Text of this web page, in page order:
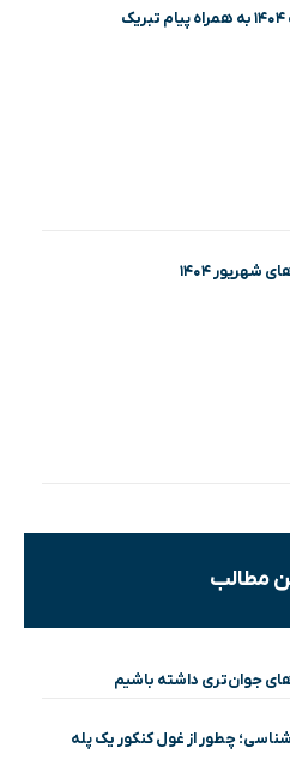
شهریور ۱۴۰۴
مطالب
جوان‌تری داشته باشیم
چطور از غول کنکور یک پله